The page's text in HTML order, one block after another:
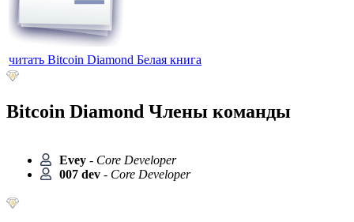
читать Bitcoin Diamond Белая книга
Bitcoin Diamond Члены команды
Evey - Core Developer
007 dev - Core Developer